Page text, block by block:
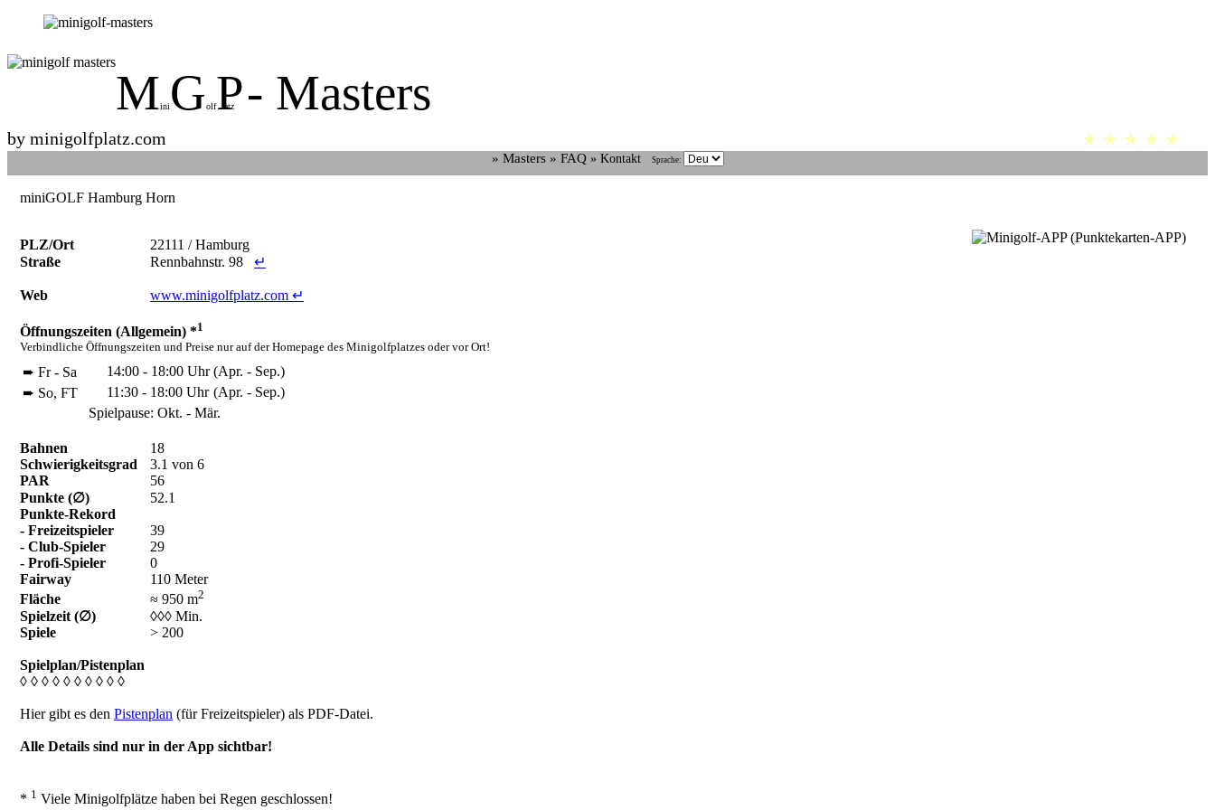
Mini GolfPlatz- Masters
by minigolfplatz.com ★ ★ ★ ★ ★
» Masters » FAQ » Kontakt Sprache:
miniGOLF Hamburg Horn
PLZ/Ort
22111 / Hamburg
Straße
Rennbahnstr. 98 ↵
Web www.minigolfplatz.com ↵
Öffnungszeiten (Allgemein) *1
Verbindliche Öffnungszeiten und Preise nur auf der Homepage des Minigolfplatzes oder vor Ort!
➨ Fr - Sa 14:00 - 18:00 Uhr (Apr. - Sep.)
➨ So, FT
11:30 - 18:00 Uhr (Apr. - Sep.)
Spielpause: Okt. - Mär.
Bahnen
18
Schwierigkeitsgrad
3.1 von 6
PAR
56
Punkte (∅)
52.1
Punkte-Rekord
- Freizeitspieler
39
- Club-Spieler
29
- Profi-Spieler
0
Fairway
110 Meter
Fläche
≈ 950 m2
Spielzeit (∅)
◊◊◊ Min.
Spiele
> 200
Spielplan/Pistenplan
◊ ◊ ◊ ◊ ◊ ◊ ◊ ◊ ◊ ◊
Hier gibt es den Pistenplan (für Freizeitspieler) als PDF-Datei.
Alle Details sind nur in der App sichtbar!
* 1 Viele Minigolfplätze haben bei Regen geschlossen!